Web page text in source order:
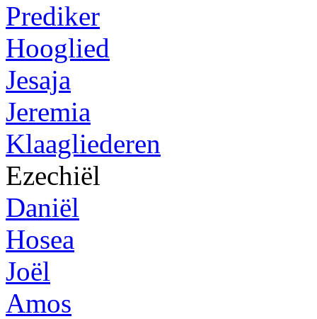
Prediker
Hooglied
Jesaja
Jeremia
Klaagliederen
Ezechiël
Daniël
Hosea
Joël
Amos